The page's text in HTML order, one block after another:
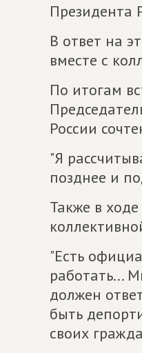
Президента
В ответ на
вместе с
По итогам
России
"Я
позднее и
Также в
"Есть
работать...
должен
быть
своих